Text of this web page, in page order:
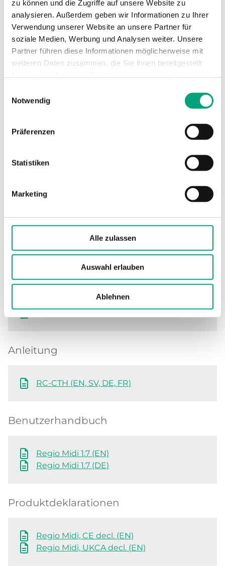
zu können und die Zugriffe auf unsere Website zu
analysieren. Außerdem geben wir Informationen zu Ihrer
Verwendung unserer Website an unsere Partner für
soziale Medien, Werbung und Analysen weiter. Unsere
Partner führen diese Informationen möglicherweise mit
weiteren Daten zusammen, die Sie ihnen bereitgestellt
Notwendig
Präferenzen
Statistiken
Marketing
Alle zulassen
Auswahl erlauben
Ablehnen
Kondensationseingänge
(CI)
for
condensation
detector KG-
A/1
Temperatur 1
Material, Gehäuse
Polycarbonate,
Software und Dokumentation
RC-CTH (DE)
Anleitung
RC-CTH (EN, SV, DE, FR)
Benutzerhandbuch
Regio Midi 1.7 (EN)
Regio Midi 1.7 (DE)
Produktdeklarationen
Regio Midi, CE decl. (EN)
Regio Midi, UKCA decl. (EN)